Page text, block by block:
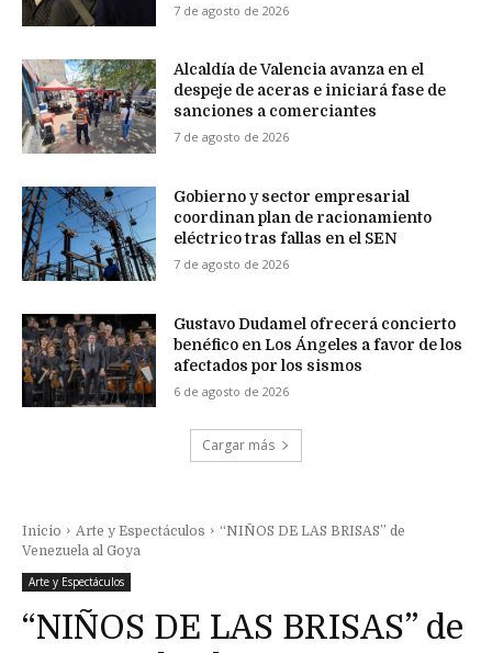
7 de agosto de 2026
Alcaldía de Valencia avanza en el
despeje de aceras e iniciará fase de
sanciones a comerciantes
7 de agosto de 2026
Gobierno y sector empresarial
coordinan plan de racionamiento
eléctrico tras fallas en el SEN
7 de agosto de 2026
Gustavo Dudamel ofrecerá concierto
benéfico en Los Ángeles a favor de los
afectados por los sismos
6 de agosto de 2026
Cargar más